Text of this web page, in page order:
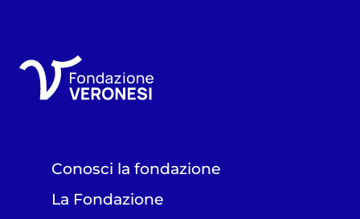
Conosci la fondazione
La Fondazione